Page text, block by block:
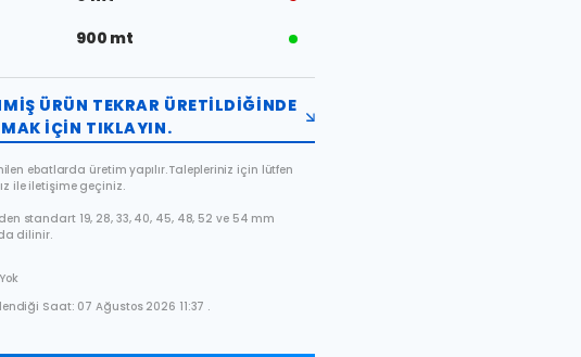
900 mt
ÜRÜN TEKRAR ÜRETILDIĞINDE
IÇIN TIKLAYIN.
ebatlarda üretim yapılır. Talepleriniz için lütfen
ile iletişime geçiniz.
standart 19, 28, 33, 40, 45, 48, 52 ve 54 mm
dilinir.
Saat: 07 Ağustos 2026 11:37 .